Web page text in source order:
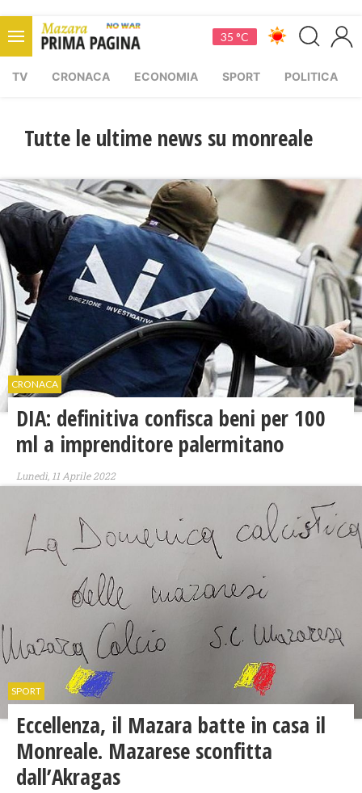
35 °C
TV CRONACA ECONOMIA SPORT POLITICA
Tutte le ultime news su monreale
CRONACA
DIA: definitiva confisca beni per 100
ml a imprenditore palermitano
Lunedì, 11 Aprile 2022
SPORT
Eccellenza, il Mazara batte in casa il
Monreale. Mazarese sconfitta
dall’Akragas